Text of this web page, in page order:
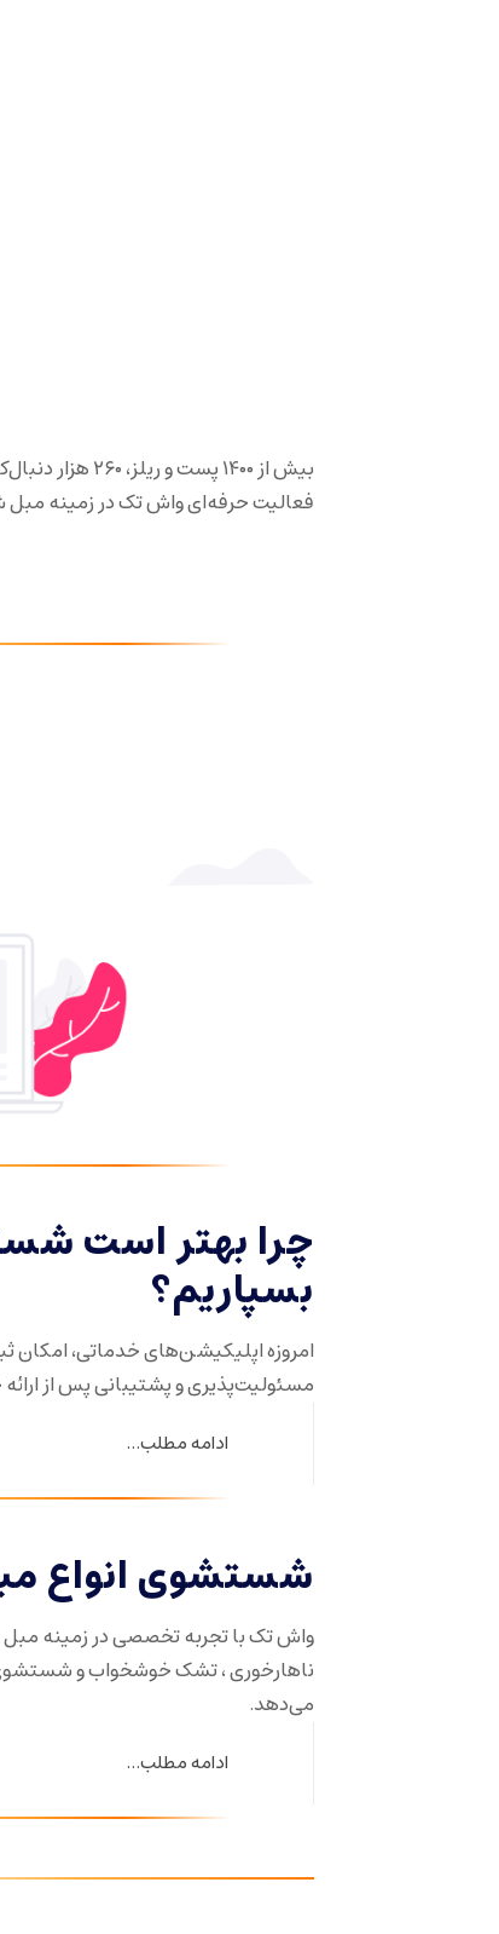
بیش از ۱۴۰۰
فعالیت حرفه‌ای واش تک در زمینه
چرا بهتر است
بسپاریم؟
امروزه اپلیکیشن‌های خدماتی، امکان
مسئولیت‌پذیری و پشتیبانی پس از
ادامه مطلب...
شستشوی انواع
واش تک با تجربه تخصصی در زمینه
ناهارخوری ، تشک خوشخواب و شستشوی
می‌دهد.
ادامه مطلب...